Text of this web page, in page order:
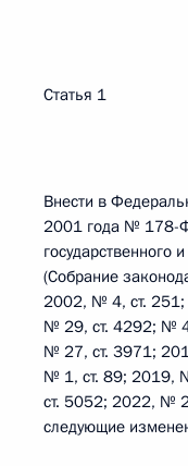
Статья 1
Внести в
2001 года № 178-
государственного
(Собрание
2002, № 4, ст.
№ 29, ст. 4292; №
№ 27, ст. 3971;
№ 1, ст. 89; 2019,
ст. 5052; 2022, №
следующие